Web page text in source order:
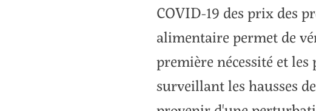
COVID-19 des prix des
alimentaire permet de
première nécessité et
surveillant les hausses